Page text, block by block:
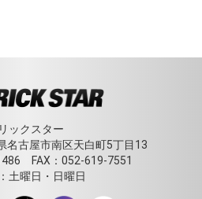
ックスター
古屋市南区天白町5丁目13
FAX：052-619-7551
土曜日・日曜日